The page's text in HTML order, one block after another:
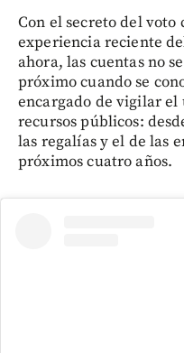
Con el secreto del voto
experiencia reciente
ahora, las cuentas no
próximo cuando se
encargado de vigilar el
recursos públicos:
las regalías y el de las
próximos cuatro años.